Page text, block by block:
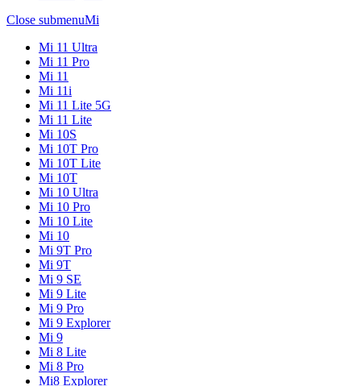
Close submenuMi
Mi 11 Ultra
Mi 11 Pro
Mi 11
Mi 11i
Mi 11 Lite 5G
Mi 11 Lite
Mi 10S
Mi 10T Pro
Mi 10T Lite
Mi 10T
Mi 10 Ultra
Mi 10 Pro
Mi 10 Lite
Mi 10
Mi 9T Pro
Mi 9T
Mi 9 SE
Mi 9 Lite
Mi 9 Pro
Mi 9 Explorer
Mi 9
Mi 8 Lite
Mi 8 Pro
Mi8 Explorer